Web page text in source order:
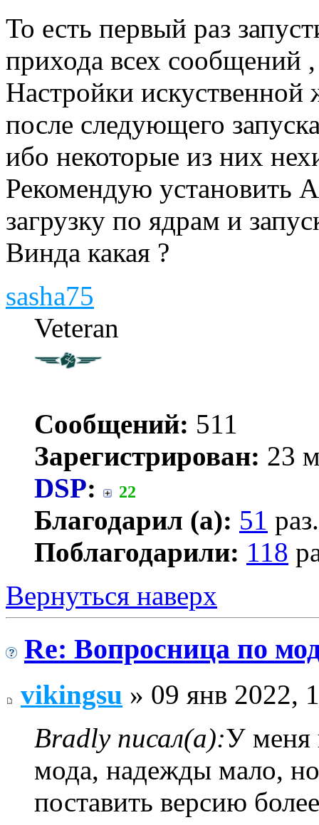
То есть первый раз
прихода всех сообщений
Настройки искуственной
после следующего
ибо некоторые из них
Рекомендую установить
загрузку по ядрам и
Винда какая ?
sasha75
Veteran
Сообщений: 511
Зарегистрирован: 23
DSP: 22
Благодарил (а): 51 раз.
Поблагодарили: 118
Вернуться наверх
Re: Вопросница по
vikingsu » 09 янв 2022,
Bradly писал(а):У меня
мода, надежды мало, но
поставить версию